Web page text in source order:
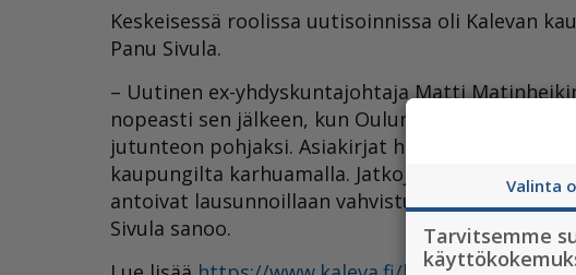
Keskeisessä roolissa uutisoinnissa oli Kalevan
Panu Sivula.
– Uutinen ex-yhdyskuntajohtaja Matti
nopeasti sen jälkeen, kun Oulun kaupungilta oli
jutunteon pohjaksi. Asiakirjat hankittiin
kaupungilta karhuamalla. Jatkojutussani
antoivat lausunnoillaan vahvistuksen siitä, että
Sivula sanoo.
Valinta
Tarvitsemme